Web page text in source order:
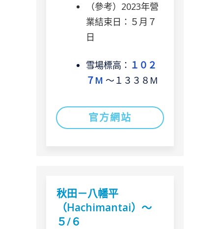
（參考）2023年營
業結束日：５月７
日
雪場標高： １０２
７M 〜１３３８M
官方網站
秋田－八幡平
（Hachimantai）～
５/６